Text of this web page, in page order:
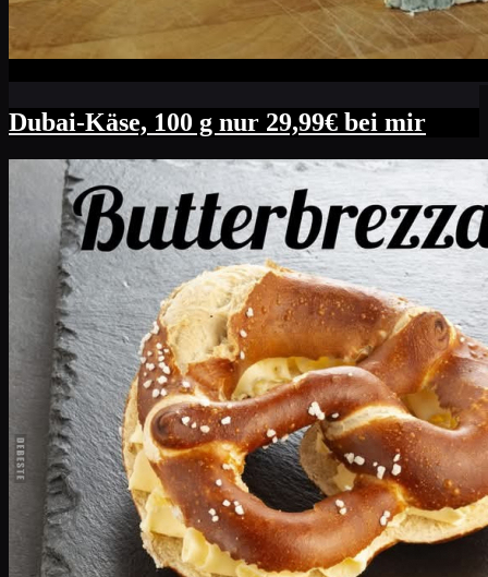
Dubai-Käse, 100 g nur 29,99€ bei mir